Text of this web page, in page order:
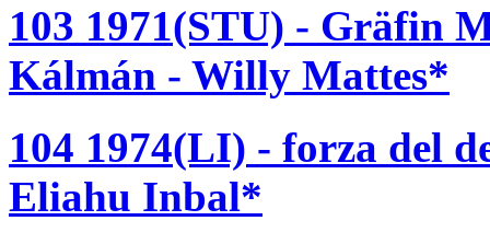
103 1971(STU) - Gräfin
Kálmán - Willy Mattes*
104 1974(LI) - forza del
Eliahu Inbal*